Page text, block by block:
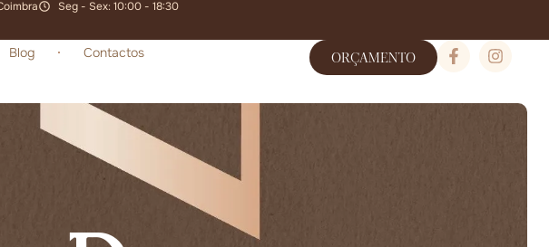
Seg - Sex: 10:00 - 18:30
Blog Contactos ORÇAMENTO